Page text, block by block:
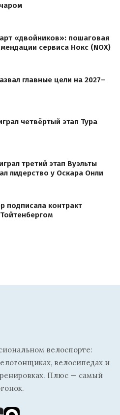
«двойников»: пошаговая
сервиса Нокс (NOX)
главные цели на 2027–
четвёртый этап Тура
третий этап Вуэльты
лидерство у Оскара Онли
подписала контракт
велоспорте:
велосипедах и
Плюс — самый